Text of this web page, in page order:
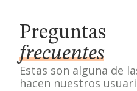
Preguntas
frecuentes
Estas son alguna de
hacen nuestros